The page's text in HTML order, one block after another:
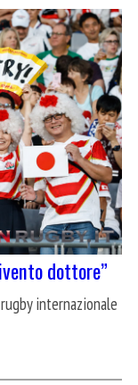
dottore”
internazionale